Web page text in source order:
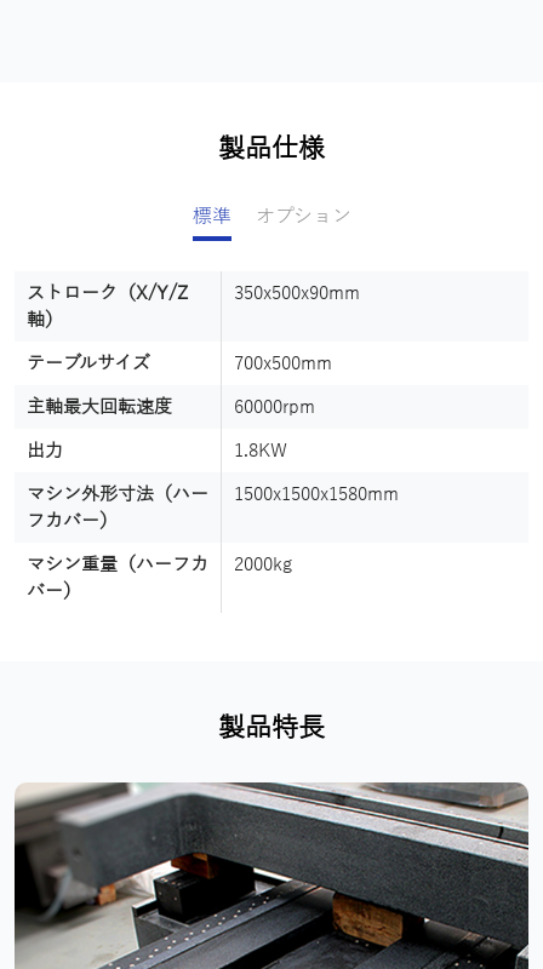
製品仕様
標準 オプション
ストローク（X/Y/Z
軸）
350x500x90mm
テーブルサイズ 700x500mm
主軸最大回転速度 60000rpm
出力 1.8KW
マシン外形寸法（ハー
フカバー）
1500x1500x1580mm
マシン重量（ハーフカ
バー）
2000kg
ソフトウェア ArtCam AlphaCAM
製品特長